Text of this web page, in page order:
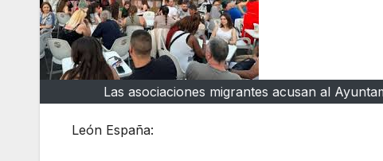
Las asociaciones migrantes acusan al
León España: